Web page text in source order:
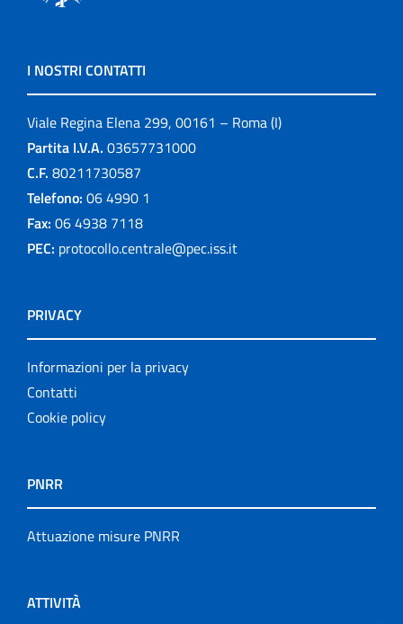
I NOSTRI CONTATTI
Viale Regina Elena 299, 00161 – Roma (I)
Partita I.V.A. 03657731000
C.F. 80211730587
Telefono: 06 4990 1
Fax: 06 4938 7118
PEC: protocollo.centrale@pec.iss.it
PRIVACY
Informazioni per la privacy
Contatti
Cookie policy
PNRR
Attuazione misure PNRR
ATTIVITÀ